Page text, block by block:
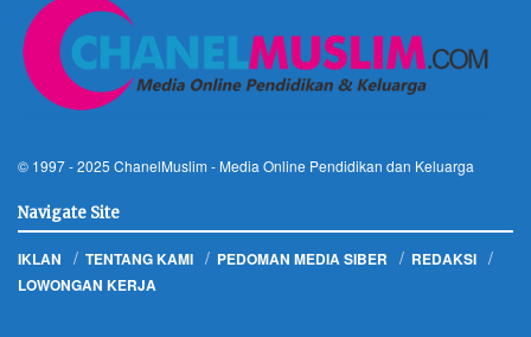
© 1997 - 2025 ChanelMuslim - Media Online Pendidikan dan Keluarga
Navigate Site
IKLAN TENTANG KAMI PEDOMAN MEDIA SIBER
REDAKSI
LOWONGAN KERJA